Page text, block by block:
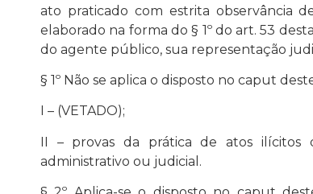
ato praticado com estrita observância
elaborado na forma do § 1º do art. 53
do agente público, sua representação
§ 1º Não se aplica o disposto no caput
I – (VETADO);
II – provas da prática de atos ilícitos
administrativo ou judicial.